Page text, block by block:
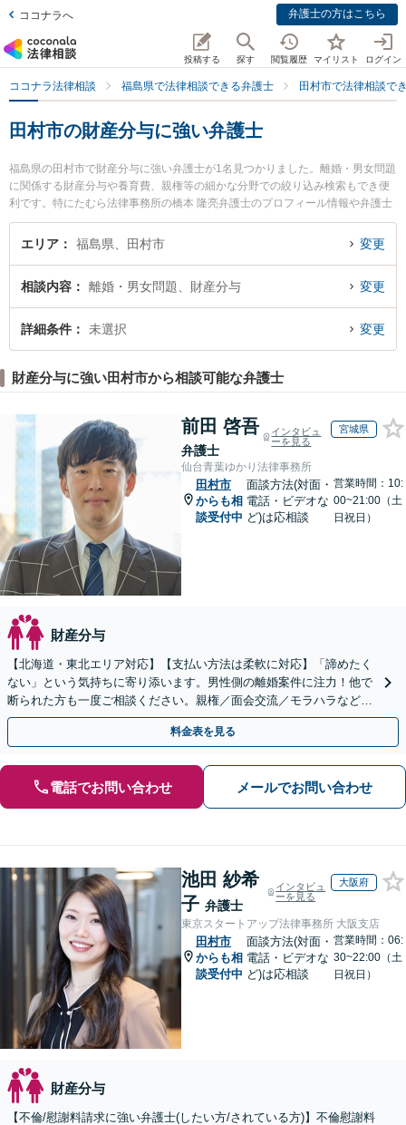
ココナラへ 弁護士の方はこちら
投稿する 探す 閲覧履歴 マイリスト ログイン
ココナラ法律相談 福島県で法律相談できる弁護士 田村市で法律相談で
田村市の財産分与に強い弁護士
福島県の田村市で財産分与に強い弁護士が1名見つかりました。離婚・男女問題
に関係する財産分与や養育費、親権等の細かな分野での絞り込み検索もでき便
利です。特にたむら法律事務所の橋本 隆亮弁護士のプロフィール情報や弁護士
費用、強みなどが注目されています。『田村市で土日や夜間に発生した財産分
与のトラブルを今すぐに弁護士に相談したい』『財産分与のトラブル解決の実
めです。
エリア 福島県、田村市 変更
相談内容 離婚・男女問題、財産分与 変更
詳細条件 未選択 変更
財産分与に強い田村市から相談可能な弁護士
前田 啓吾
弁護士
インタビュ
ーを見る
宮城県
仙台青葉ゆかり法律事務所
田村市
からも相
談受付中
面談方法(対面・
電話・ビデオな
ど)は応相談
営業時間：10:
00~21:00（土
日祝日）
財産分与
【北海道・東北エリア対応】【支払い方法は柔軟に対応】「諦めたく
ない」という気持ちに寄り添います。男性側の離婚案件に注力！他で
断られた方も一度ご相談ください。親権／面会交流／モラハラなど
【初回相談60分無料】【オンライン相談可能】
料金表を見る
電話でお問い合わせ メールでお問い合わせ
池田 紗希
子 弁護士
インタビュ
ーを見る
大阪府
東京スタートアップ法律事務所 大阪支店
田村市
からも相
談受付中
面談方法(対面・
電話・ビデオな
ど)は応相談
営業時間：06:
30~22:00（土
日祝日）
財産分与
【不倫/慰謝料請求に強い弁護士(したい方/されている方)】不倫慰謝料